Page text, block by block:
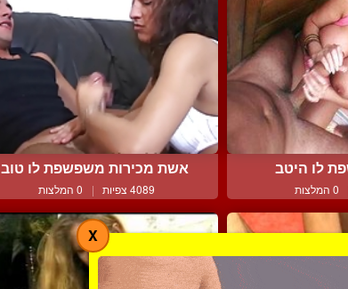
לו היטב
0 המלצות
אשת מכירות משפשפת לו טוב
4089 צפיות | 0 המלצות
X